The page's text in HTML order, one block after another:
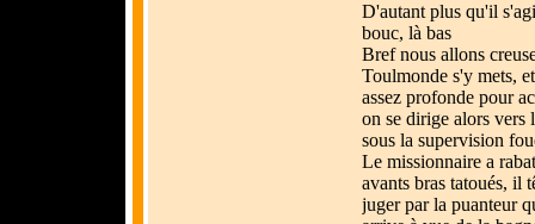
D'autant plus qu'il
bouc, là bas
Bref nous allons
Toulmonde s'y mets,
assez profonde pour
on se dirige alors vers
sous la supervision
Le missionnaire a
avants bras tatoués, il
juger par la puanteur